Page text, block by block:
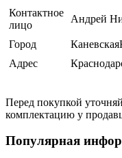
Контактное
лицо
Андрей
Город
Адрес
Перед покупкой
комплектацию у
Популярная